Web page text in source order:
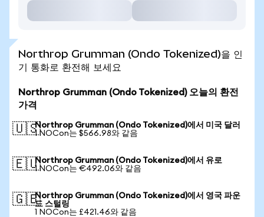
Northrop Grumman (Ondo Tokenized)을 인
기 통화로 환전해 보세요
Northrop Grumman (Ondo Tokenized) 오늘의 환전
가격
🇺🇸Northrop Grumman (Ondo Tokenized)에서 미국 달러
1 NOCon는 $566.98와 같음
🇪🇺Northrop Grumman (Ondo Tokenized)에서 유로
1 NOCon는 €492.06와 같음
🇬🇧Northrop Grumman (Ondo Tokenized)에서 영국 파운
드 스털링
1 NOCon는 £421.46와 같음